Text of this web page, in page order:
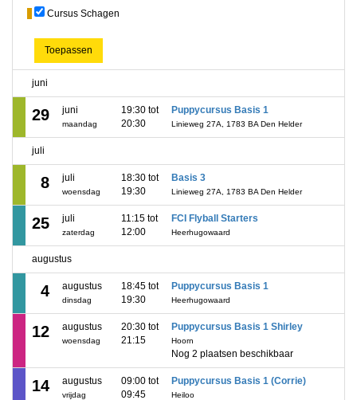
Cursus Schagen
Toepassen
juni
29 juni
maandag
19:30 tot
20:30
Puppycursus Basis 1
Linieweg 27A, 1783 BA Den Helder
juli
8 juli
woensdag
18:30 tot
19:30
Basis 3
Linieweg 27A, 1783 BA Den Helder
25 juli
zaterdag
11:15 tot
12:00
FCI Flyball Starters
Heerhugowaard
augustus
4 augustus
dinsdag
18:45 tot
19:30
Puppycursus Basis 1
Heerhugowaard
12 augustus
woensdag
20:30 tot
21:15
Puppycursus Basis 1 Shirley
Hoorn
Nog 2 plaatsen beschikbaar
14 augustus
vrijdag
09:00 tot
09:45
Puppycursus Basis 1 (Corrie)
Heiloo